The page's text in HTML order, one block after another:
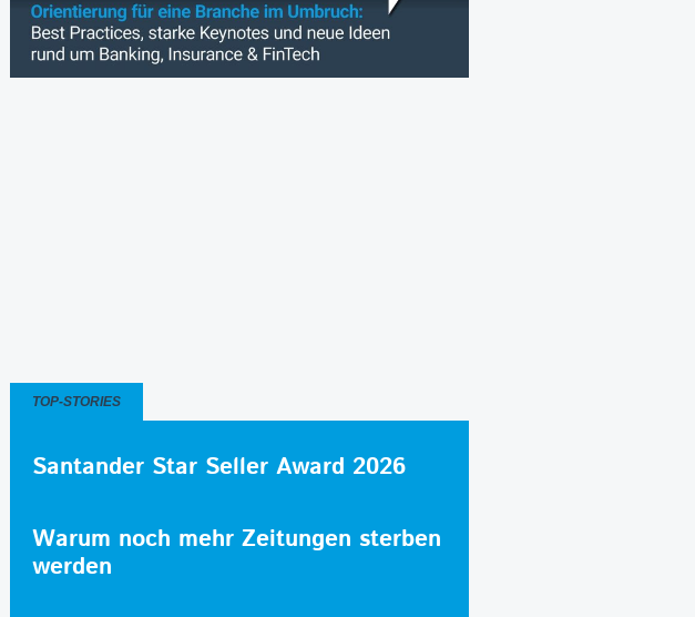
TOP-STORIES
Santander Star Seller Award 2026
Warum noch mehr Zeitungen sterben
werden